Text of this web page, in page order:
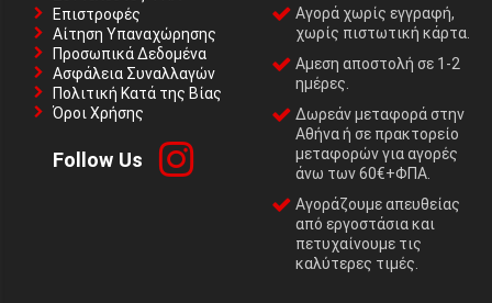
Επιστροφές
Αίτηση Υπαναχώρησης
Προσωπικά Δεδομένα
Ασφάλεια Συναλλαγών
Πολιτική Κατά της Βίας
Όροι Χρήσης
Follow Us
Αγορά χωρίς εγγραφή,
χωρίς πιστωτική κάρτα.
Αμεση αποστολή σε 1-2
ημέρες.
Δωρεάν μεταφορά στην
Αθήνα ή σε πρακτορείο
μεταφορών για αγορές
άνω των 60€+ΦΠΑ.
Αγοράζουμε απευθείας
από εργοστάσια και
πετυχαίνουμε τις
καλύτερες τιμές.